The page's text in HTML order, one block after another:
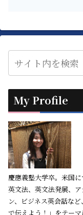
My Profile
慶應義塾大学卒。米国
英文法、英文法発展、
ン、ビジネス英会話な
で伝えよう！」をテーマ